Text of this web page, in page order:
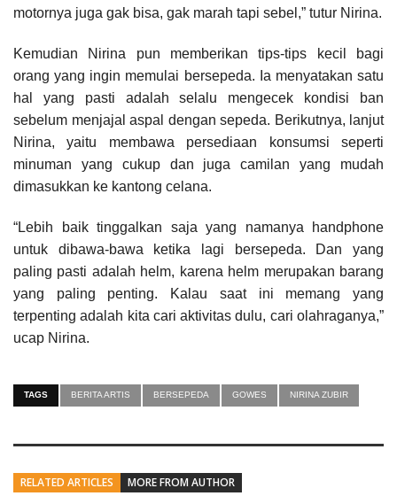
motornya juga gak bisa, gak marah tapi sebel,” tutur Nirina.
Kemudian Nirina pun memberikan tips-tips kecil bagi
orang yang ingin memulai bersepeda. Ia menyatakan satu
hal yang pasti adalah selalu mengecek kondisi ban
sebelum menjajal aspal dengan sepeda. Berikutnya, lanjut
Nirina, yaitu membawa persediaan konsumsi seperti
minuman yang cukup dan juga camilan yang mudah
dimasukkan ke kantong celana.
“Lebih baik tinggalkan saja yang namanya handphone
untuk dibawa-bawa ketika lagi bersepeda. Dan yang
paling pasti adalah helm, karena helm merupakan barang
yang paling penting. Kalau saat ini memang yang
terpenting adalah kita cari aktivitas dulu, cari olahraganya,”
ucap Nirina.
TAGS BERITA ARTIS BERSEPEDA GOWES NIRINA ZUBIR
RELATED ARTICLES MORE FROM AUTHOR